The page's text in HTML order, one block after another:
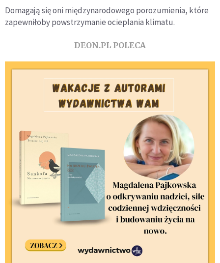
Domagają się oni międzynarodowego porozumienia, które
zapewniłoby powstrzymanie ocieplania klimatu.
DEON.PL POLECA